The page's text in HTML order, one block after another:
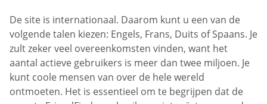
De site is internationaal. Daarom kunt u een van de
volgende talen kiezen: Engels, Frans, Duits of Spaans. Je
zult zeker veel overeenkomsten vinden, want het
aantal actieve gebruikers is meer dan twee miljoen. Je
kunt coole mensen van over de hele wereld
ontmoeten. Het is essentieel om te begrijpen dat de